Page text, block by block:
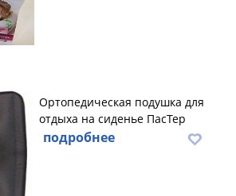
Ортопедическая подушка для
отдыха на сиденье ПасТер
подробнее